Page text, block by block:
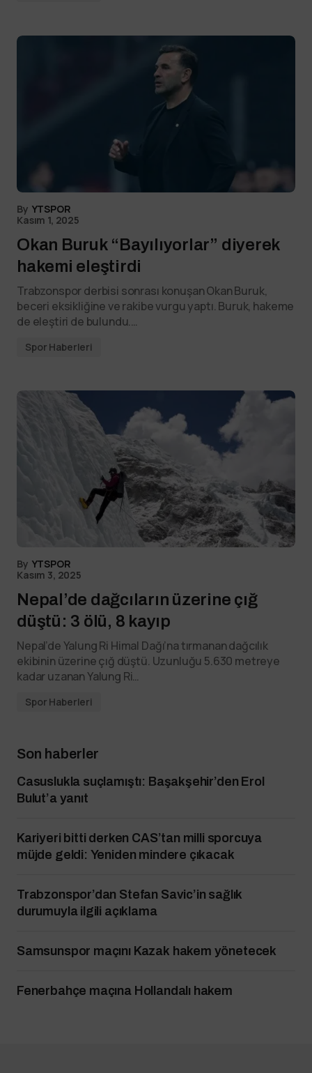
By YTSPOR
Kasım 1, 2025
Okan Buruk “Bayılıyorlar” diyerek
hakemi eleştirdi
Trabzonspor derbisi sonrası konuşan Okan Buruk,
beceri eksikliğine ve rakibe vurgu yaptı. Buruk, hakeme
de eleştiri de bulundu.…
Spor Haberleri
By YTSPOR
Kasım 3, 2025
Nepal’de dağcıların üzerine çığ
düştü: 3 ölü, 8 kayıp
Nepal’de Yalung Ri Himal Dağı’na tırmanan dağcılık
ekibinin üzerine çığ düştü. Uzunluğu 5.630 metreye
kadar uzanan Yalung Ri…
Spor Haberleri
Son haberler
Casuslukla suçlamıştı: Başakşehir’den Erol
Bulut’a yanıt
Kariyeri bitti derken CAS’tan milli sporcuya
müjde geldi: Yeniden mindere çıkacak
Trabzonspor’dan Stefan Savic’in sağlık
durumuyla ilgili açıklama
Samsunspor maçını Kazak hakem yönetecek
Fenerbahçe maçına Hollandalı hakem